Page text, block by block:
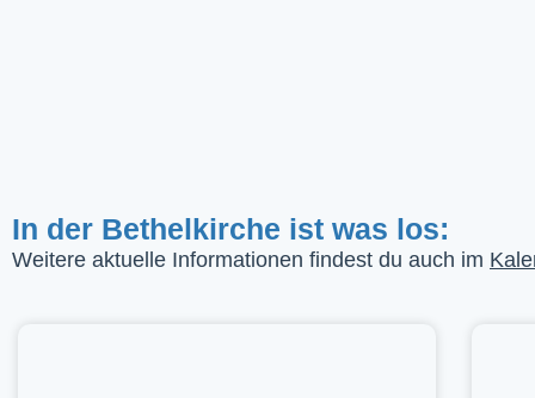
In der Bethelkirche ist was los:
Weitere aktuelle Informationen findest du auch im